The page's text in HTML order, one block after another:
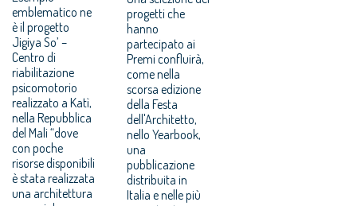
emblematico ne
è il progetto
Jigiya So’ –
Centro di
riabilitazione
psicomotorio
realizzato a Katì,
nella Repubblica
del Mali “dove
con poche
risorse disponibili
è stata realizzata
una architettura
progetti che
hanno
partecipato ai
Premi confluirà,
come nella
scorsa edizione
della Festa
dell'Architetto,
nello Yearbook,
una
pubblicazione
distribuita in
Italia e nelle più